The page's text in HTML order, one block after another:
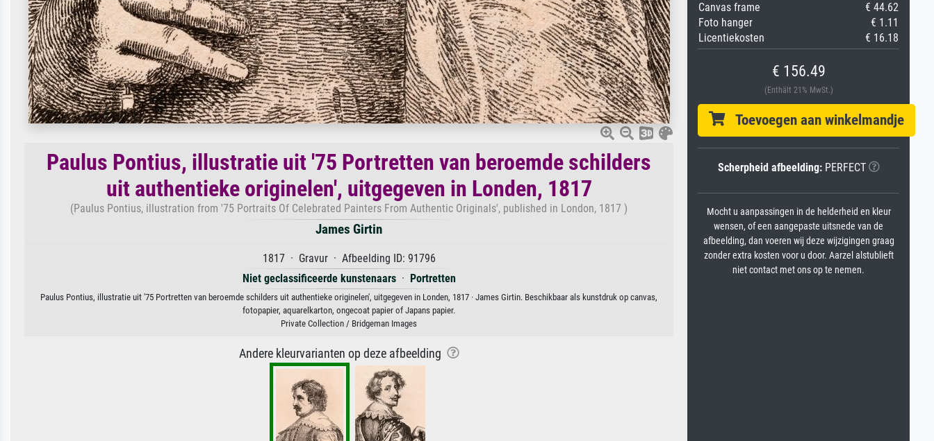
Paulus Pontius, illustratie uit '75 Portretten van beroemde schilders
uit authentieke originelen', uitgegeven in Londen, 1817
(Paulus Pontius, illustration from '75 Portraits Of Celebrated Painters From Authentic Originals', published in London, 1817 )
James Girtin
1817 · Gravur · Afbeelding ID: 91796
Niet geclassificeerde kunstenaars· Portretten
Paulus Pontius, illustratie uit '75 Portretten van beroemde schilders uit authentieke originelen', uitgegeven in Londen, 1817 · James Girtin. Beschikbaar als kunstdruk op canvas,
fotopapier, aquarelkarton, ongecoat papier of Japans papier.
Private Collection / Bridgeman Images
Andere kleurvarianten op deze afbeelding
Canvas frame
€ 44.62
Foto hanger
€ 1.11
Licentiekosten
€ 16.18
€ 156.49
(Enthält 21% MwSt.)
Toevoegen aan winkelmandje
Scherpheid afbeelding:PERFECT
Mocht u aanpassingen in de helderheid en kleur
wensen, of een aangepaste uitsnede van de
afbeelding, dan voeren wij deze wijzigingen graag
zonder extra kosten voor u door. Aarzel alstublieft
niet contact met ons op te nemen.